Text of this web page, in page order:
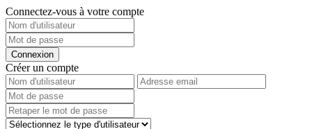
Connectez-vous à votre compte
Connexion
Créer un compte